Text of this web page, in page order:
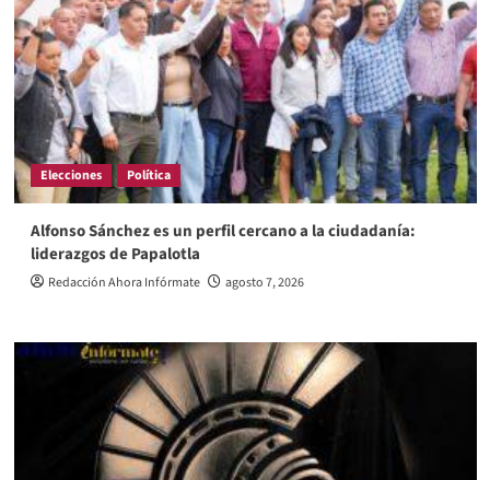
Elecciones Política
Alfonso Sánchez es un perfil cercano a la ciudadanía:
liderazgos de Papalotla
Redacción Ahora Infórmate agosto 7, 2026